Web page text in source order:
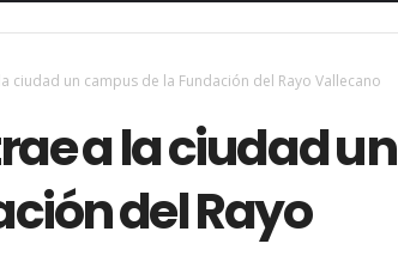
ciudad un campus de la Fundación del Rayo Vallecano
a la ciudad un
del Rayo